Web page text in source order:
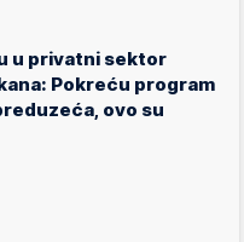
u privatni sektor
Pokreću program
ovo su